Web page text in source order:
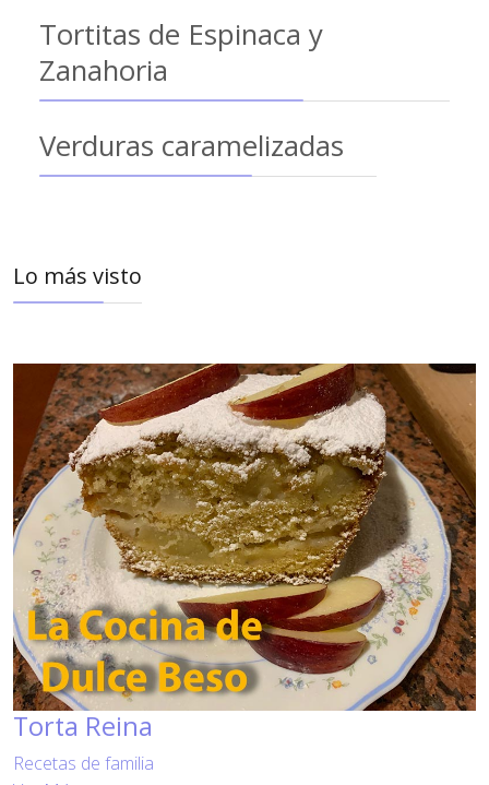
Tortitas de Espinaca y
Zanahoria
Verduras caramelizadas
Lo más visto
Torta Reina
Recetas de familia